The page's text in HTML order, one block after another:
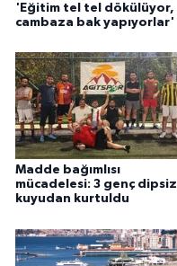
'Eğitim tel tel dökülüyor,
cambaza bak yapıyorlar'
Madde bağımlısı
mücadelesi: 3 genç dipsiz
kuyudan kurtuldu